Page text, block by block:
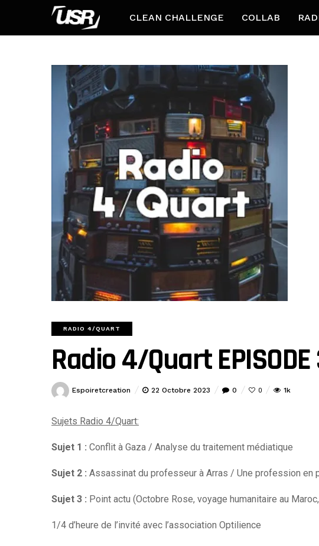
CLEAN CHALLENGE COLLAB
RADIO 4/QUART
Radio 4/Quart
Espoiretcreation 22 Octobre 2023 0 0 1k
Sujets Radio 4/Quart:
Sujet 1 : Conflit à Gaza / Analyse du traitement médiatique
Sujet 2 : Assassinat du professeur à Arras / Une profession en
Sujet 3 : Point actu (Octobre Rose, voyage humanitaire au
1/4 d’heure de l’invité avec l’association Optilience